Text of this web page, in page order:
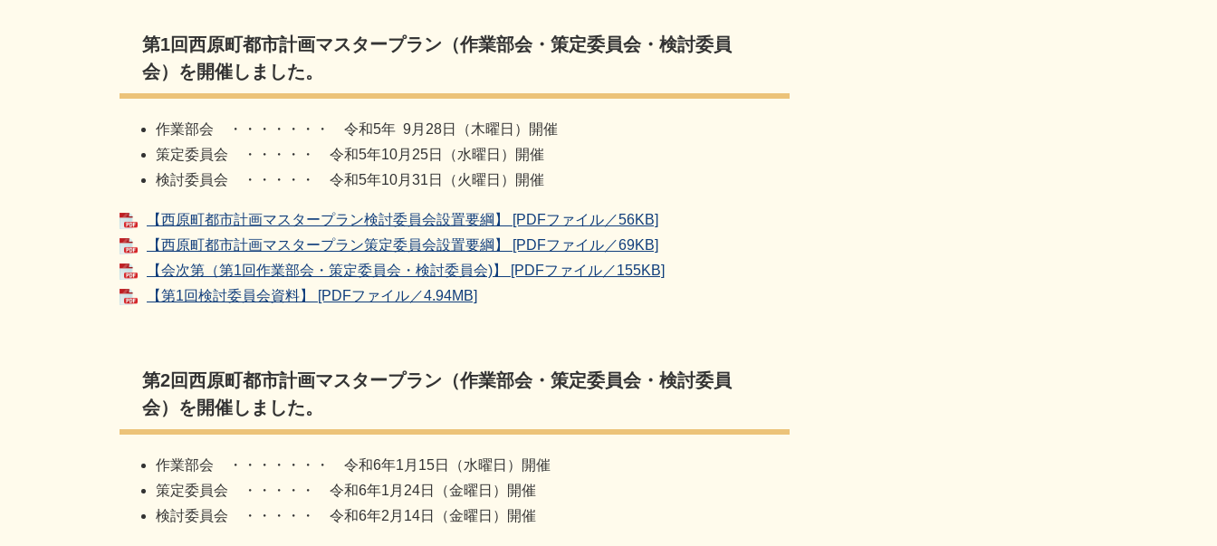
第1回西原町都市計画マスタープラン（作業部会・策定委員会・検討委員
会）を開催しました。
作業部会 ・・・・・・・ 令和5年 9月28日（木曜日）開催
策定委員会 ・・・・・ 令和5年10月25日（水曜日）開催
検討委員会 ・・・・・ 令和5年10月31日（火曜日）開催
【西原町都市計画マスタープラン検討委員会設置要綱】 [PDFファイル／56KB]
【西原町都市計画マスタープラン策定委員会設置要綱】 [PDFファイル／69KB]
【会次第（第1回作業部会・策定委員会・検討委員会)】 [PDFファイル／155KB]
【第1回検討委員会資料】 [PDFファイル／4.94MB]
第2回西原町都市計画マスタープラン（作業部会・策定委員会・検討委員
会）を開催しました。
作業部会 ・・・・・・・ 令和6年1月15日（水曜日）開催
策定委員会 ・・・・・ 令和6年1月24日（金曜日）開催
検討委員会 ・・・・・ 令和6年2月14日（金曜日）開催